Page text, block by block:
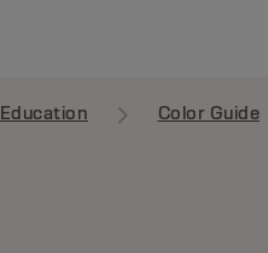
Education Color Guide